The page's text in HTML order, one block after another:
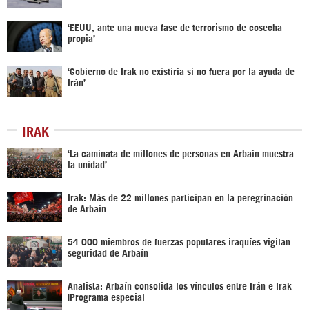
‘EEUU, ante una nueva fase de terrorismo de cosecha
propia’
‘Gobierno de Irak no existiría si no fuera por la ayuda de
Irán’
IRAK
‘La caminata de millones de personas en Arbaín muestra
la unidad’
Irak: Más de 22 millones participan en la peregrinación
de Arbaín
54 000 miembros de fuerzas populares iraquíes vigilan
seguridad de Arbaín
Analista: Arbaín consolida los vínculos entre Irán e Irak
|Programa especial